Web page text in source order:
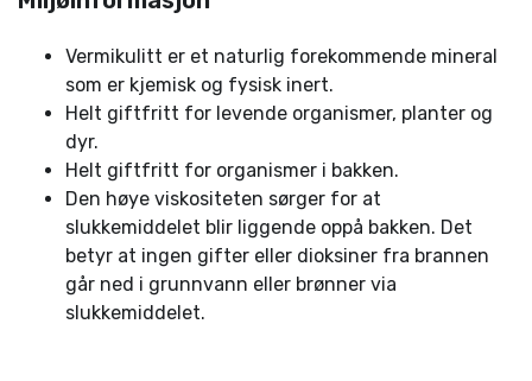
Vermikulitt er et naturlig forekommende mineral
som er kjemisk og fysisk inert.
Helt giftfritt for levende organismer, planter og
dyr.
Helt giftfritt for organismer i bakken.
Den høye viskositeten sørger for at
slukkemiddelet blir liggende oppå bakken. Det
betyr at ingen gifter eller dioksiner fra brannen
går ned i grunnvann eller brønner via
slukkemiddelet.